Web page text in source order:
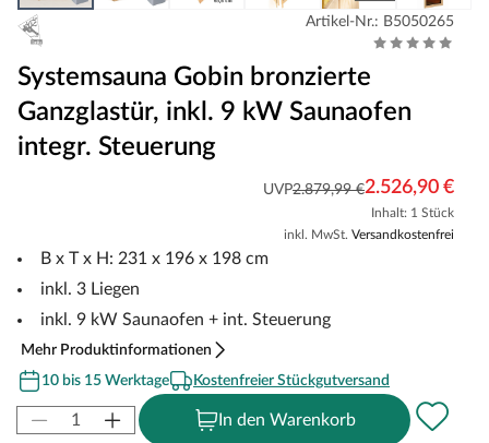
Artikel-Nr.: B5050265
Systemsauna Gobin bronzierte
Ganzglastür, inkl. 9 kW Saunaofen
integr. Steuerung
UVP2.879,99 €2.526,90 €
Inhalt: 1 Stück
inkl. MwSt. Versandkostenfrei
B x T x H: 231 x 196 x 198 cm
inkl. 3 Liegen
inkl. 9 kW Saunaofen + int. Steuerung
Mehr Produktinformationen
10 bis 15 Werktage
Kostenfreier Stückgutversand
In den Warenkorb